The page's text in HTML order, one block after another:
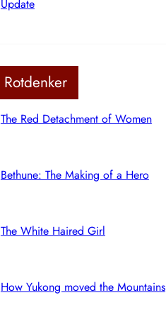
Update
Rotdenker
The Red Detachment of Women
Bethune: The Making of a Hero
The White Haired Girl
How Yukong moved the Mountains